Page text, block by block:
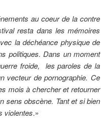
au coeur de la contre
resta dans les mémoires
la déchéance physique de
politiques. Dans un moment
froide, les paroles de la
vecteur de pornographie. Ce
mois à chercher et retourner
sens obscène. Tant et si bien
violentes.»